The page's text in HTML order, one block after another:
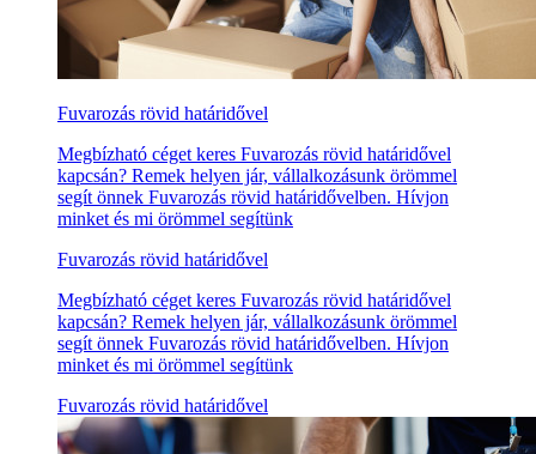
Fuvarozás rövid határidővel
Megbízható céget keres Fuvarozás rövid határidővel
kapcsán? Remek helyen jár, vállalkozásunk örömmel
segít önnek Fuvarozás rövid határidővelben. Hívjon
minket és mi örömmel segítünk
Fuvarozás rövid határidővel
Megbízható céget keres Fuvarozás rövid határidővel
kapcsán? Remek helyen jár, vállalkozásunk örömmel
segít önnek Fuvarozás rövid határidővelben. Hívjon
minket és mi örömmel segítünk
Fuvarozás rövid határidővel